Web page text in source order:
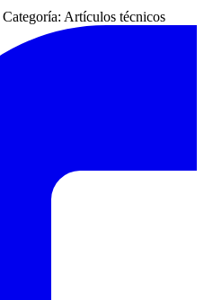
Categoría: Artículos técnicos